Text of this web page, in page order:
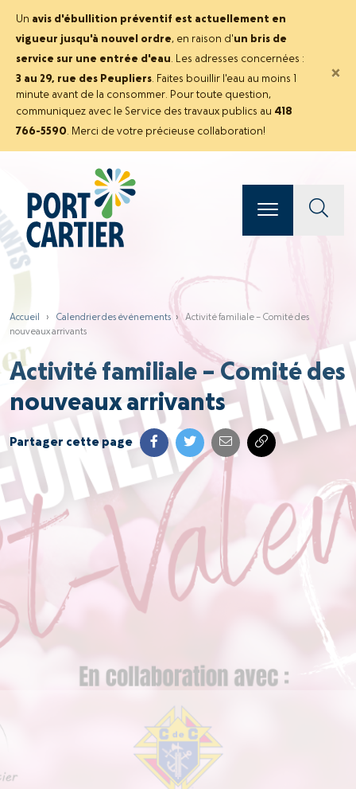
Un avis d'ébullition préventif est actuellement en
vigueur jusqu'à nouvel ordre, en raison d'un bris de
service sur une entrée d'eau. Les adresses concernées :
3 au 29, rue des Peupliers. Faites bouillir l'eau au moins 1
minute avant de la consommer. Pour toute question,
communiquez avec le Service des travaux publics au 418
766-5590. Merci de votre précieuse collaboration!
×
Accueil › Calendrier des événements ›
Activité familiale – Comité des
nouveaux arrivants
Activité familiale – Comité des
nouveaux arrivants
Partager cette page